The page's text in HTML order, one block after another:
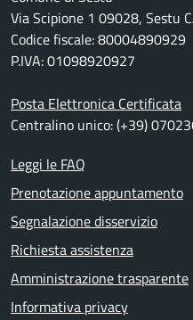
Via Scipione 1 09028, Sestu
Codice fiscale: 80004890929
P.IVA: 01098920927
Posta Elettronica Certificata
Centralino unico: (+39)
Leggi le FAQ
Prenotazione appuntamento
Segnalazione disservizio
Richiesta assistenza
Amministrazione trasparente
Informativa privacy